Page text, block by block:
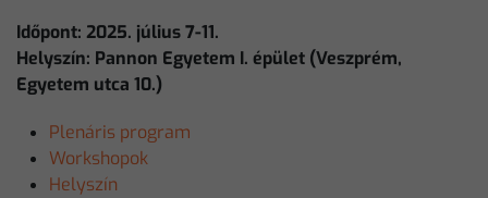
Időpont: 2025. július 7-11.
Helyszín: Pannon Egyetem I. épület (Veszprém,
Egyetem utca 10.)
Plenáris program
Workshopok
Helyszín